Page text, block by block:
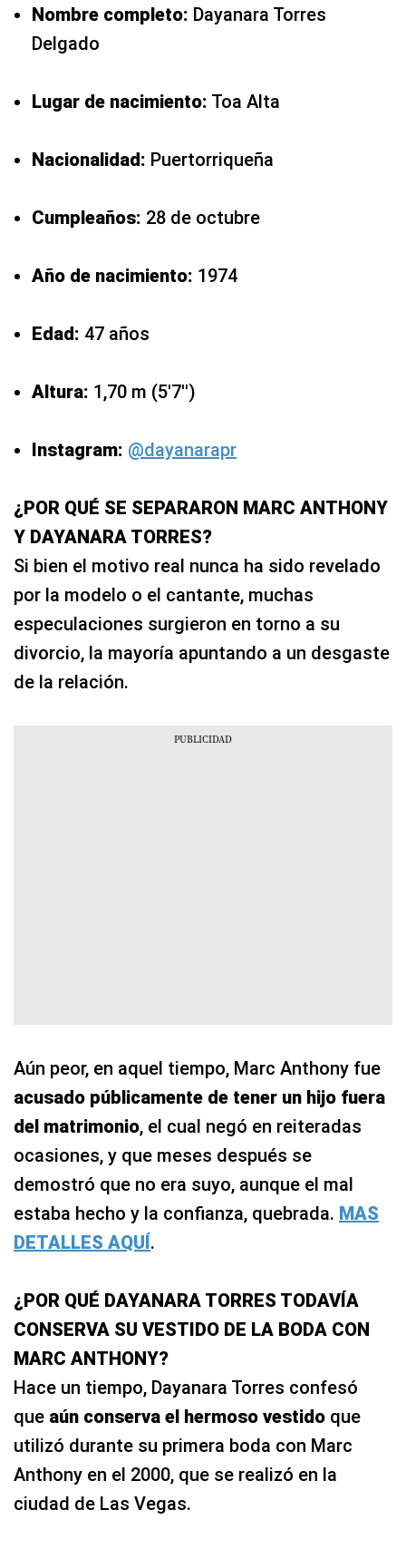
Nombre completo: Dayanara Torres
Delgado
Lugar de nacimiento: Toa Alta
Nacionalidad: Puertorriqueña
Cumpleaños: 28 de octubre
Año de nacimiento: 1974
Edad: 47 años
Altura: 1,70 m (5′7′')
Instagram: @dayanarapr
¿POR QUÉ SE SEPARARON MARC ANTHONY
Y DAYANARA TORRES?
Si bien el motivo real nunca ha sido revelado
por la modelo o el cantante, muchas
especulaciones surgieron en torno a su
divorcio, la mayoría apuntando a un desgaste
de la relación.
Aún peor, en aquel tiempo, Marc Anthony fue
acusado públicamente de tener un hijo fuera
del matrimonio, el cual negó en reiteradas
ocasiones, y que meses después se
demostró que no era suyo, aunque el mal
estaba hecho y la confianza, quebrada. MAS
DETALLES AQUÍ.
¿POR QUÉ DAYANARA TORRES TODAVÍA
CONSERVA SU VESTIDO DE LA BODA CON
MARC ANTHONY?
Hace un tiempo, Dayanara Torres confesó
que aún conserva el hermoso vestido que
utilizó durante su primera boda con Marc
Anthony en el 2000, que se realizó en la
ciudad de Las Vegas.